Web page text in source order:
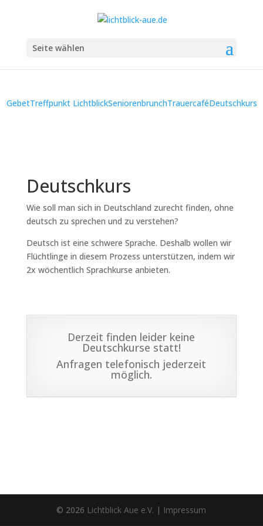
Seite wählen
GebetTreffpunkt LichtblickSeniorenbrunchTrauercaféDeutschkurs
Deutschkurs
Wie soll man sich in Deutschland zurecht finden, ohne
deutsch zu sprechen und zu verstehen?
Deutsch ist eine schwere Sprache. Deshalb wollen wir
Flüchtlinge in diesem Prozess unterstützen, indem wir
2x wöchentlich Sprachkurse anbieten.
Derzeit finden leider keine
Deutschkurse statt!
Anfragen telefonisch jederzeit
möglich.
© 2026 Lichtblick Aue e.V. | Impressum